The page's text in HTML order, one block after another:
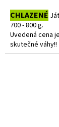
CHLAZENÉ
700 - 800 g.
Uvedená cena
skutečné váhy!!
Do košíku